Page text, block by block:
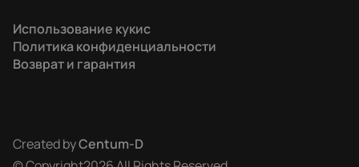
Использование кукис
Политика конфиденциальности
Возврат и гарантия
Created byCentum-D